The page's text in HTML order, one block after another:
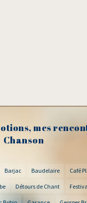
mes
Chanson
Barjac Baudelaire Café
Détours de Chant